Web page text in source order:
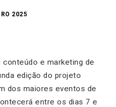
2025
conteúdo e marketing de
edição do projeto
dos maiores eventos de
entre os dias 7 e